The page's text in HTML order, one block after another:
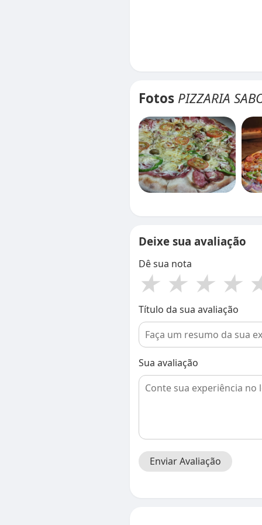
Fotos PIZZARIA
Deixe sua avaliação
Dê sua nota
★ ★ ★ ★
Título da sua avaliação
Sua avaliação
Enviar Avaliação